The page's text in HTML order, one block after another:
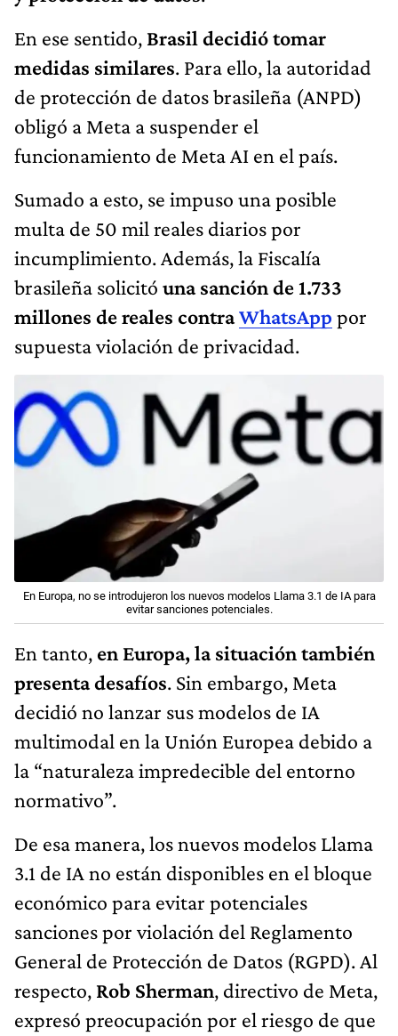
En ese sentido, Brasil decidió tomar
medidas similares. Para ello, la autoridad
de protección de datos brasileña (ANPD)
obligó a Meta a suspender el
funcionamiento de Meta AI en el país.
Sumado a esto, se impuso una posible
multa de 50 mil reales diarios por
incumplimiento. Además, la Fiscalía
brasileña solicitó una sanción de 1.733
millones de reales contraWhatsApp por
supuesta violación de privacidad.
En Europa, no se introdujeron los nuevos modelos Llama 3.1 de IA para
evitar sanciones potenciales.
En tanto, en Europa, la situación también
presenta desafíos. Sin embargo, Meta
decidió no lanzar sus modelos de IA
multimodal en la Unión Europea debido a
la “naturaleza impredecible del entorno
normativo”.
De esa manera, los nuevos modelos Llama
3.1 de IA no están disponibles en el bloque
económico para evitar potenciales
sanciones por violación del Reglamento
General de Protección de Datos (RGPD). Al
respecto, Rob Sherman, directivo de Meta,
expresó preocupación por el riesgo de que